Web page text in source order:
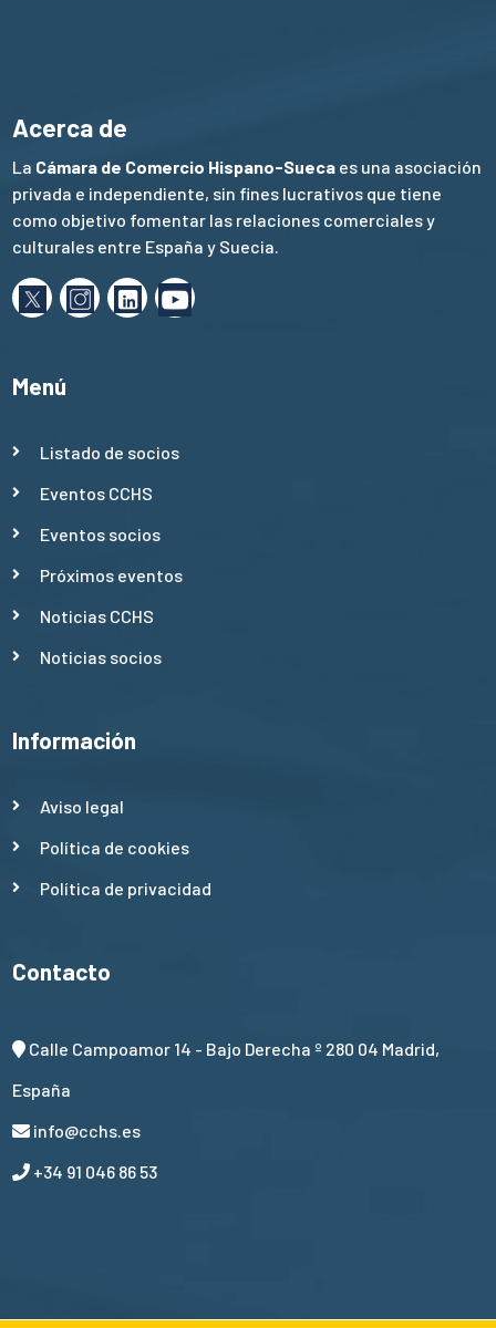
Acerca de
La Cámara de Comercio Hispano-Sueca es una asociación
privada e independiente, sin fines lucrativos que tiene
como objetivo fomentar las relaciones comerciales y
culturales entre España y Suecia.
Menú
Listado de socios
Eventos CCHS
Eventos socios
Próximos eventos
Noticias CCHS
Noticias socios
Información
Aviso legal
Política de cookies
Política de privacidad
Contacto
Calle Campoamor 14 - Bajo Derecha º 280 04 Madrid,
España
info@cchs.es
+34 91 046 86 53